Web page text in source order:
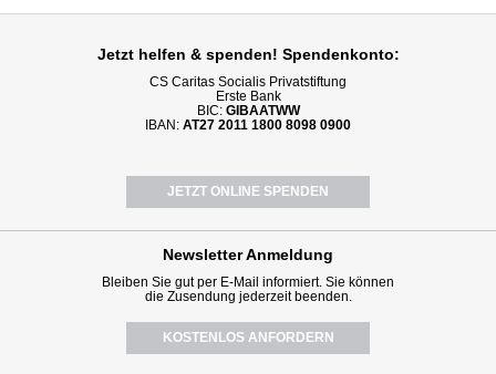
Jetzt helfen & spenden! Spendenkonto:
CS Caritas Socialis Privatstiftung
Erste Bank
BIC: GIBAATWW
IBAN: AT27 2011 1800 8098 0900
JETZT ONLINE SPENDEN
NewsletterAnmeldung
Bleiben Sie gut per E-Mail informiert. Sie können
die Zusendung jederzeit beenden.
KOSTENLOS ANFORDERN